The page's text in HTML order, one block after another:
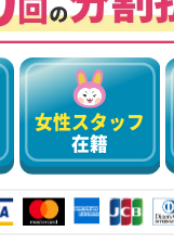
女性スタッフ
在籍